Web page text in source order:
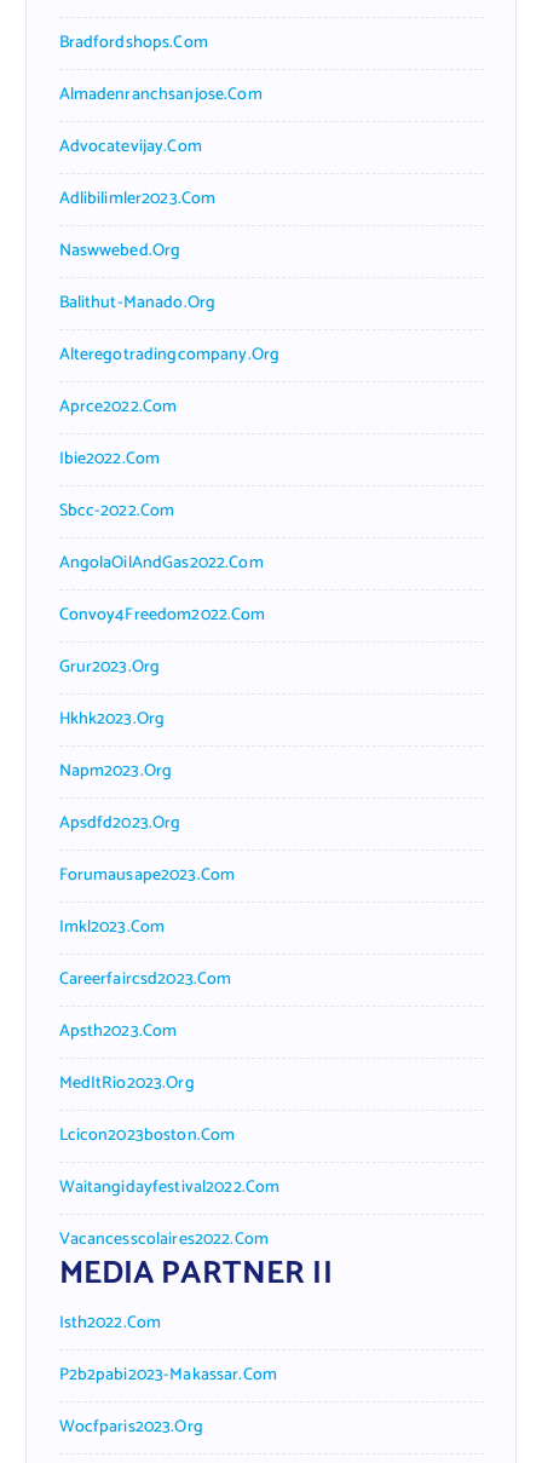
Bradfordshops.com
Almadenranchsanjose.com
Advocatevijay.com
Adlibilimler2023.com
Naswwebed.org
Balithut-Manado.org
Alteregotradingcompany.org
Aprce2022.com
Ibie2022.com
Sbcc-2022.com
AngolaOilAndGas2022.com
Convoy4Freedom2022.com
Grur2023.org
Hkhk2023.org
Napm2023.org
Apsdfd2023.org
Forumausape2023.com
Imkl2023.com
Careerfaircsd2023.com
Apsth2023.com
MedItRio2023.org
Lcicon2023boston.com
Waitangidayfestival2022.com
Vacancesscolaires2022.com
MEDIA PARTNER II
Isth2022.com
P2b2pabi2023-Makassar.com
Wocfparis2023.org